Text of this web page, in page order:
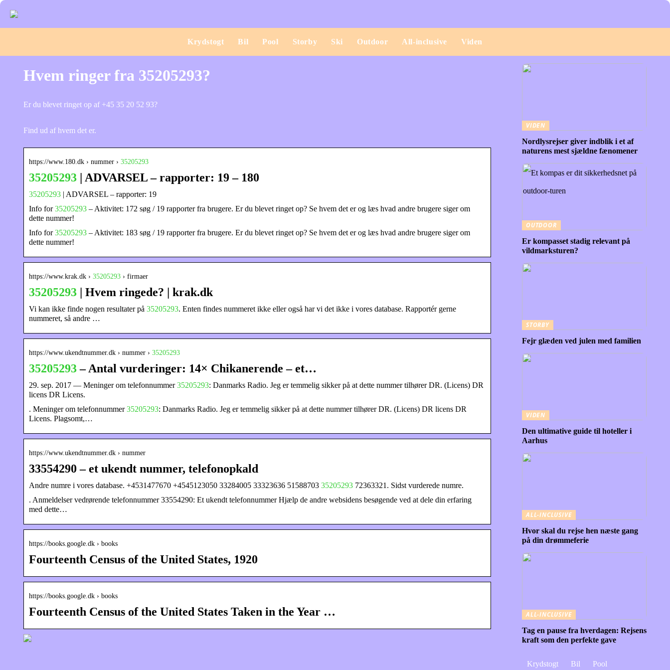
Krydstogt Bil Pool Storby Ski Outdoor All-inclusive Viden
Hvem ringer fra 35205293?
Er du blevet ringet op af +45 35 20 52 93?
Find ud af hvem det er.
https://www.180.dk › nummer › 35205293
35205293 | ADVARSEL – rapporter: 19 – 180
35205293 | ADVARSEL – rapporter: 19
Info for35205293 – Aktivitet: 172 søg / 19 rapporter fra brugere. Er du blevet ringet op? Se hvem det er og læs hvad andre brugere siger om
dette nummer!
Info for35205293 – Aktivitet: 183 søg / 19 rapporter fra brugere. Er du blevet ringet op? Se hvem det er og læs hvad andre brugere siger om
dette nummer!
https://www.krak.dk › 35205293 › firmaer
35205293 | Hvem ringede? | krak.dk
Vi kan ikke finde nogen resultater på 35205293. Enten findes nummeret ikke eller også har vi det ikke i vores database. Rapportér gerne
nummeret, så andre …
https://www.ukendtnummer.dk › nummer › 35205293
35205293– Antal vurderinger: 14× Chikanerende – et…
29. sep. 2017 — Meninger om telefonnummer35205293: Danmarks Radio. Jeg er temmelig sikker på at dette nummer tilhører DR. (Licens) DR
licens DR Licens.
. Meninger om telefonnummer35205293: Danmarks Radio. Jeg er temmelig sikker på at dette nummer tilhører DR. (Licens) DR licens DR
Licens. Plagsomt,…
https://www.ukendtnummer.dk › nummer
33554290 – et ukendt nummer, telefonopkald
Andre numre i vores database. +4531477670 +4545123050 33284005 33323636 51588703 35205293 72363321. Sidst vurderede numre.
. Anmeldelser vedrørende telefonnummer 33554290: Et ukendt telefonnummer Hjælp de andre websidens besøgende ved at dele din erfaring
med dette…
https://books.google.dk › books
Fourteenth Census of the United States, 1920
https://books.google.dk › books
Fourteenth Census of the United States Taken in the Year …
VIDEN
Nordlysrejser giver indblik i et af
naturens mest sjældne fænomener
OUTDOOR
Er kompasset stadig relevant på
vildmarksturen?
STORBY
Fejr glæden ved julen med familien
VIDEN
Den ultimative guide til hoteller i
Aarhus
ALL-INCLUSIVE
Hvor skal du rejse hen næste gang
på din drømmeferie
ALL-INCLUSIVE
Tag en pause fra hverdagen: Rejsens
kraft som den perfekte gave
Krydstogt Bil Pool